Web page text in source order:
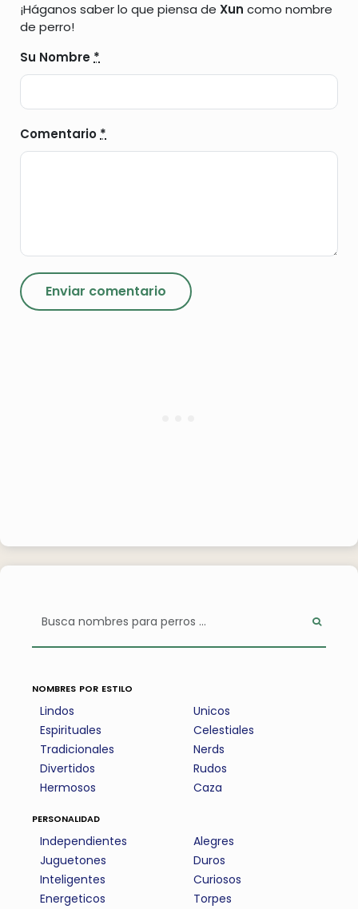
¡Háganos saber lo que piensa de Xun como nombre
de perro!
Su Nombre *
Comentario *
nombres por estilo
Lindos
Espirituales
Tradicionales
Divertidos
Hermosos
Unicos
Celestiales
Nerds
Rudos
Caza
personalidad
Independientes
Juguetones
Inteligentes
Energeticos
Alegres
Duros
Curiosos
Torpes